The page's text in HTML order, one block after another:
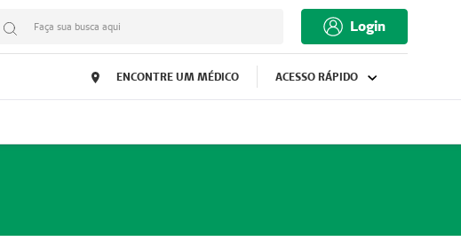
Faça sua busca aqui Login
ENCONTRE UM MÉDICO ACESSO RÁPIDO